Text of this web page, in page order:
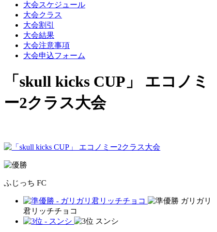
大会スケジュール
大会クラス
大会割引
大会結果
大会注意事項
大会申込フォーム
「skull kicks CUP」 エコノミ
ー2クラス大会
ふじっち FC
ガリガリ
君リッチチョコ
スンシ